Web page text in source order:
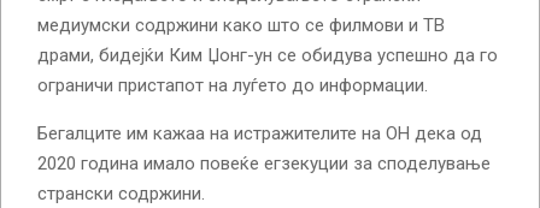
медиумски содржини како што се филмови и ТВ
драми, бидејќи Ким Џонг-ун се обидува успешно да го
ограничи пристапот на луѓето до информации.
Бегалците им кажаа на истражителите на ОН дека од
2020 година имало повеќе егзекуции за споделување
странски содржини.